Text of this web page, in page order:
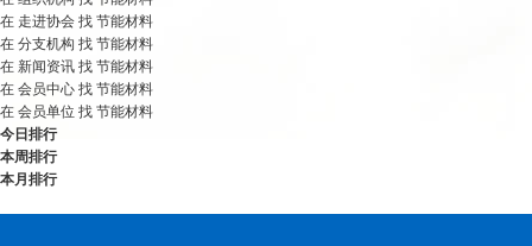
在 走进协会找 节能材料
在分支机构 找 节能材料
在新闻资讯找 节能材料
在会员中心找 节能材料
在会员单位 找 节能材料
今日排行
本周排行
本月排行